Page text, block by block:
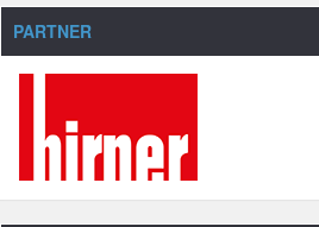
PARTNER